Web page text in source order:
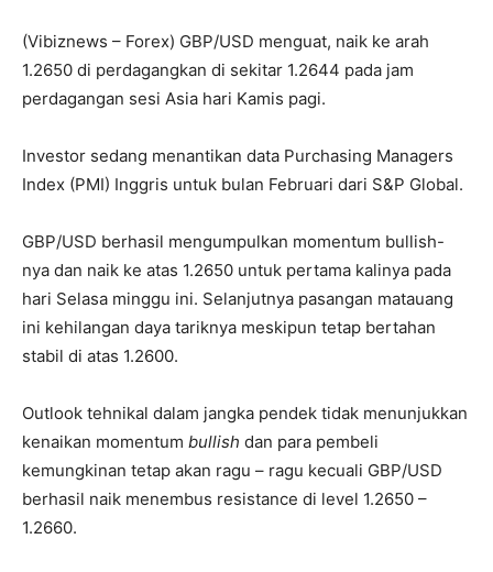
(Vibiznews – Forex) GBP/USD menguat, naik ke arah
1.2650 di perdagangkan di sekitar 1.2644 pada jam
perdagangan sesi Asia hari Kamis pagi.
Investor sedang menantikan data Purchasing Managers
Index (PMI) Inggris untuk bulan Februari dari S&P Global.
GBP/USD berhasil mengumpulkan momentum bullish-
nya dan naik ke atas 1.2650 untuk pertama kalinya pada
hari Selasa minggu ini. Selanjutnya pasangan matauang
ini kehilangan daya tariknya meskipun tetap bertahan
stabil di atas 1.2600.
Outlook tehnikal dalam jangka pendek tidak menunjukkan
kenaikan momentum bullish dan para pembeli
kemungkinan tetap akan ragu – ragu kecuali GBP/USD
berhasil naik menembus resistance di level 1.2650 –
1.2660.